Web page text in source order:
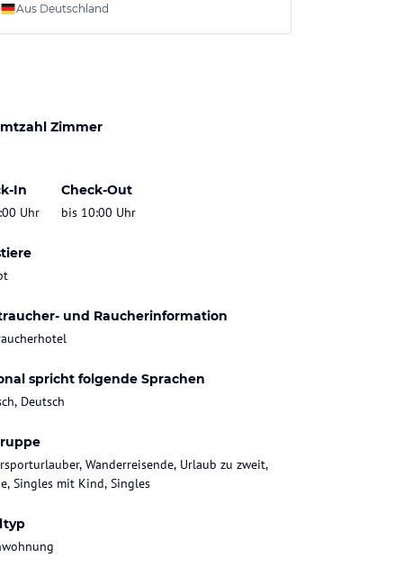
Aus Deutschland
Zimmer
In
Uhr
Check-Out
bis 10:00 Uhr
und Raucherinformation
spricht folgende Sprachen
Deutsch
Wanderreisende, Urlaub zu zweit,
Singles mit Kind, Singles